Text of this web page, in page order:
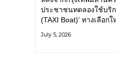
ประชาชนทดลองใช้บริก
(TAXI Boat)’ ทางเลือก
แวดล้อม ผ่านแอปพลิเค
July 5, 2026